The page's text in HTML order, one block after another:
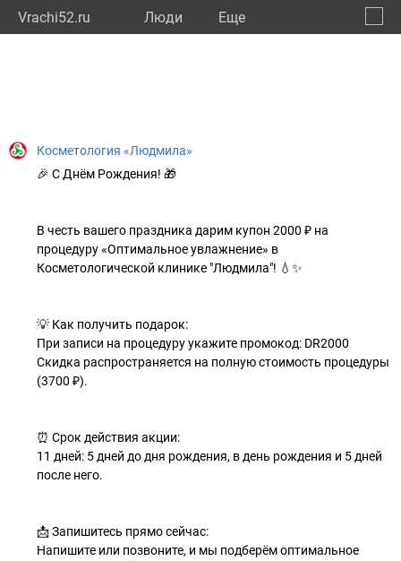
Vrachi52.ru Люди Eще
Косметология «Людмила»
🎉 С Днём Рождения! 🎁
В честь вашего праздника дарим купон 2000 ₽ на
процедуру «Оптимальное увлажнение» в
Косметологической клинике "Людмила"! 💧✨
💡 Как получить подарок:
При записи на процедуру укажите промокод: DR2000
Скидка распространяется на полную стоимость процедуры
(3700 ₽).
⏰ Срок действия акции:
11 дней: 5 дней до дня рождения, в день рождения и 5 дней
после него.
📩 Запишитесь прямо сейчас:
Напишите или позвоните, и мы подберём оптимальное